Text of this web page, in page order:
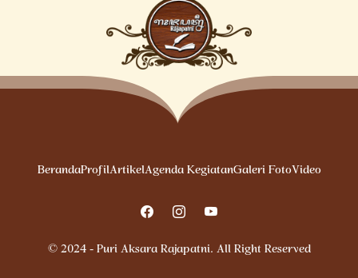
BerandaProfilArtikelAgenda KegiatanGaleri FotoVideo
© 2024 - Puri Aksara Rajapatni. All Right Reserved